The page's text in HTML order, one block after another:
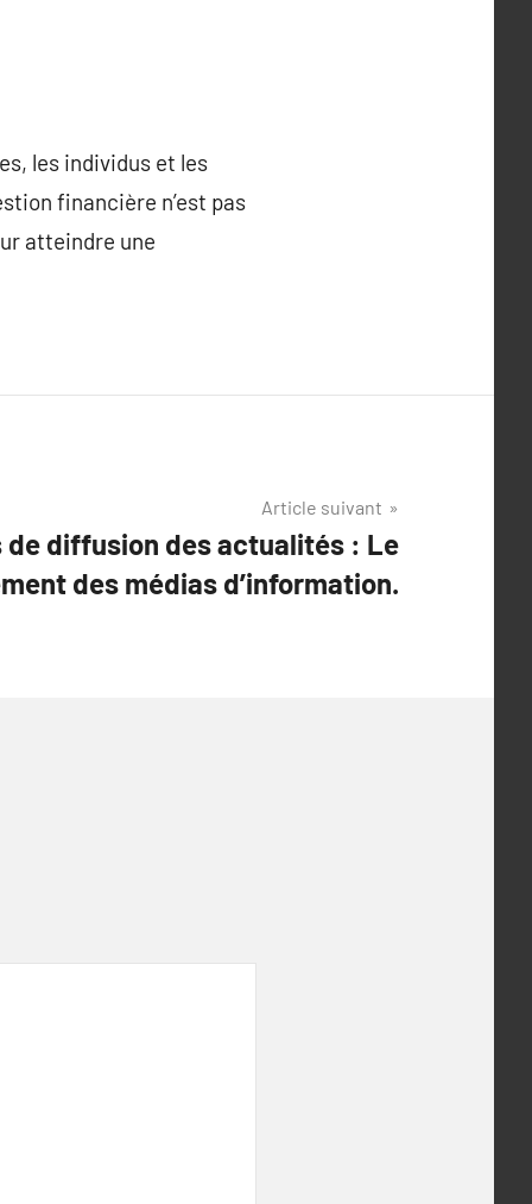
les individus et les
financière n’est pas
atteindre une
Article suivant
de diffusion des actualités : Le
des médias d’information.